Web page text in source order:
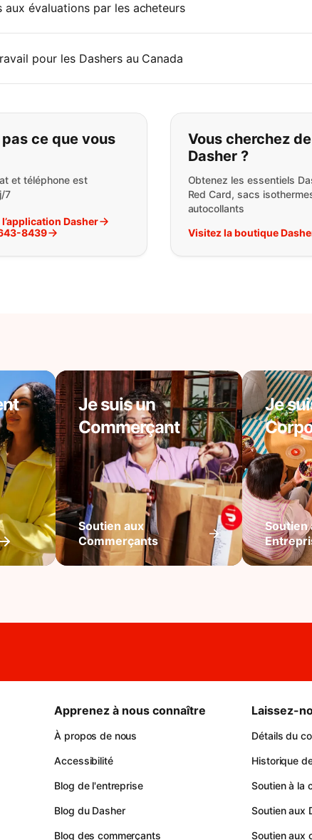
évaluations par les acheteurs
pour les Dashers au Canada
pas ce que vous
ce que vous
et téléphone est
7
Dasher
8439
Vous cherchez
Dasher ?
Obtenez les essentiels
Red Card, sacs
autocollants
Visitez la boutique
Je suis un
Commerçant
Soutien aux
Commerçants
Je
Soutien
Apprenez à nous connaître
À propos de nous
Accessibilité
Blog de l'entreprise
Blog du Dasher
Blog des commerçants
Laissez-
Détails du
Historique
Soutien à la
Soutien aux
Soutien aux